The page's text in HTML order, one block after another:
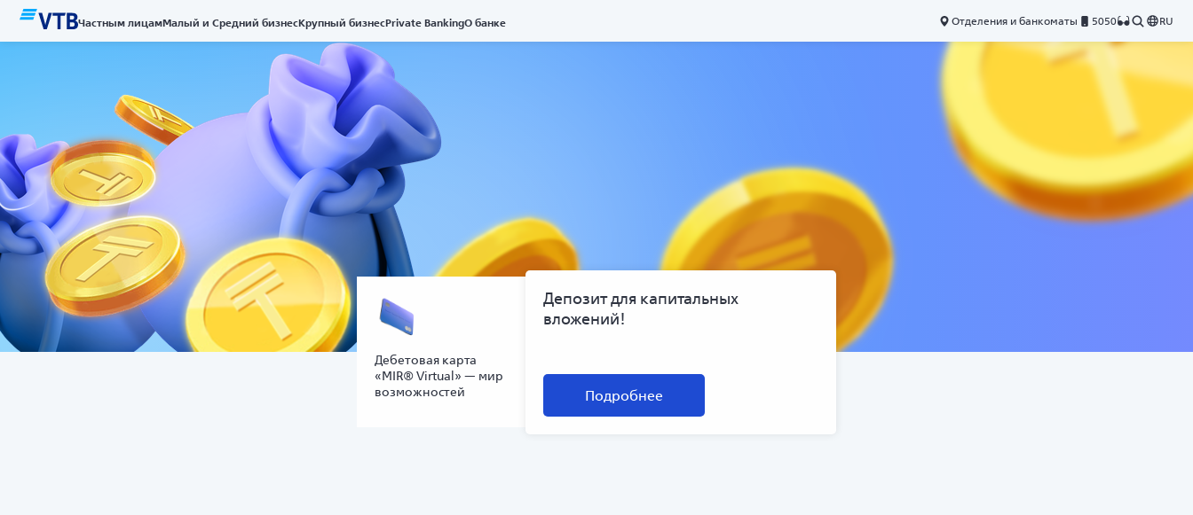
Частным лицамМалый и Средний бизнесКрупный бизнесPrivate BankingО банке Отделения и банкоматы 5050 RU
Дебетовая карта
«MIR® Virtual» — мир
возможностей
Депозит для капитальных
вложений!
Подробнее